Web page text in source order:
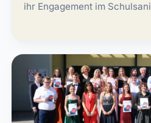
ihr Engagement im